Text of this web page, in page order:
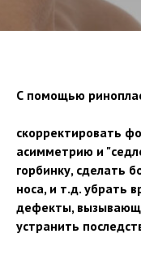
С помощью
скорректировать
асимметрию и
горбинку, сделать
носа, и т.д. убрать
дефекты,
устранить